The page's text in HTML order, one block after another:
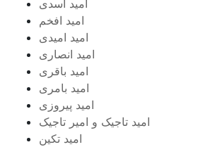
امید اسدی
امید افخم
امید امیدی
امید انصاری
امید باقری
امید بامری
امید پیروزی
امید تاجیک و امیر تاجیک
امید تکین